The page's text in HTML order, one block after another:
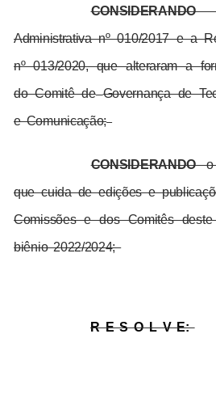
Administrativa nº 010/2017 e a
nº 013/2020, que alteraram a
do Comitê de Governança de
e Comunicação;
CONSIDERANDO
que cuida de edições e
Comissões e dos Comitês
biênio 2022/2024;
R E S O L V E: